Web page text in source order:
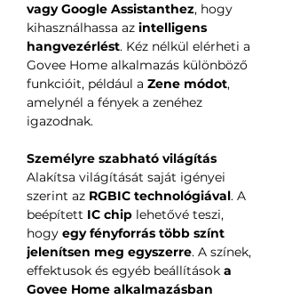
vagy Google Assistanthez, hogy
kihasználhassa az intelligens
hangvezérlést. Kéz nélkül elérheti a
Govee Home alkalmazás különböző
funkcióit, például a Zene módot,
amelynél a fények a zenéhez
igazodnak.
Személyre szabható világítás
Alakítsa világítását saját igényei
szerint az RGBIC technológiával. A
beépített IC chip lehetővé teszi,
hogy egy fényforrás több színt
jelenítsen meg egyszerre. A színek,
effektusok és egyéb beállítások a
Govee Home alkalmazásban